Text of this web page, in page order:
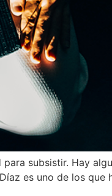
subsistir. Hay
es uno de los